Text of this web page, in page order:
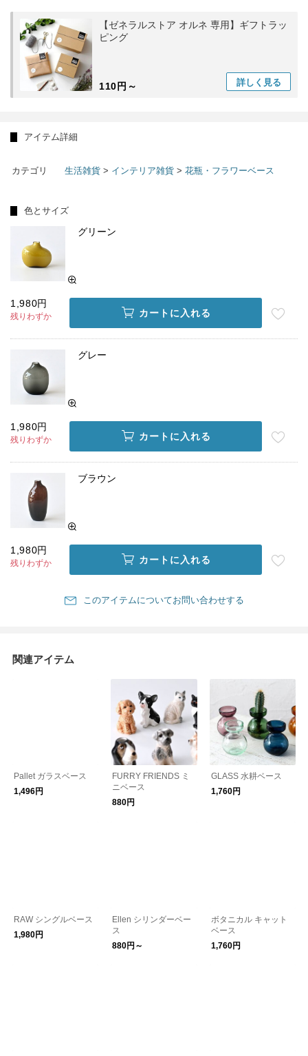
【ゼネラルストア オルネ 専用】ギフトラッ
ピング
110円～ 詳しく 見る
アイテム詳細
カテゴリ 生活雑貨 > インテリア雑貨 > 花瓶・フラワーベース
色とサイズ
グリーン
1,980円
残りわずか カートに入れる
グレー
1,980円
残りわずか カートに入れる
ブラウン
1,980円
残りわずか カートに入れる
このアイテムについてお問い合わせする
関連アイテム
Pallet ガラスベース
1,496円
FURRY FRIENDS ミ
ニベース
880円
GLASS 水耕ベース
1,760円
RAW シングルベース
1,980円
Ellen シリンダーベー
ス
880円～
ボタニカル キャット
ベース
1,760円